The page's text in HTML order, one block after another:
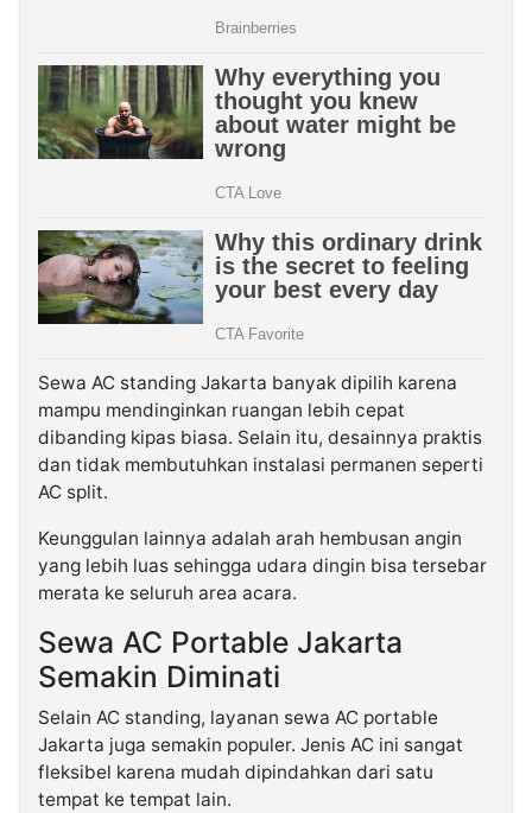
Sewa AC standing Jakarta banyak dipilih karena
mampu mendinginkan ruangan lebih cepat
dibanding kipas biasa. Selain itu, desainnya praktis
dan tidak membutuhkan instalasi permanen seperti
AC split.
Keunggulan lainnya adalah arah hembusan angin
yang lebih luas sehingga udara dingin bisa tersebar
merata ke seluruh area acara.
Sewa AC Portable Jakarta
Semakin Diminati
Selain AC standing, layanan sewa AC portable
Jakarta juga semakin populer. Jenis AC ini sangat
fleksibel karena mudah dipindahkan dari satu
tempat ke tempat lain.